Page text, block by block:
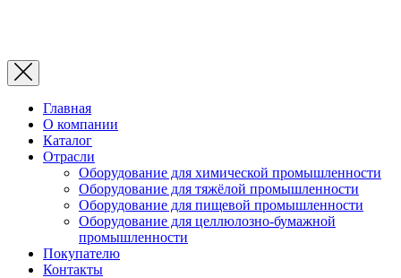
Главная
О компании
Каталог
Отрасли
Оборудование для химической промышленности
Оборудование для тяжёлой промышленности
Оборудование для пищевой промышленности
Оборудование для целлюлозно-бумажной
промышленности
Покупателю
Контакты